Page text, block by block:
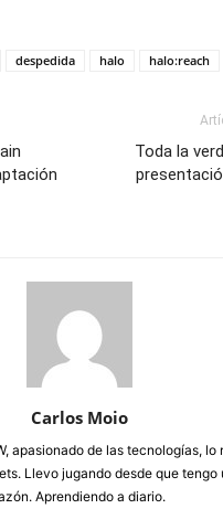
despedida halo halo:reach
Toda la
Carlos Moio
apasionado de las tecnologías, lo
Llevo jugando desde que tengo
Aprendiendo a diario.